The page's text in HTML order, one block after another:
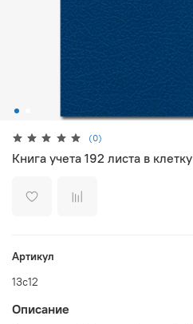
(0)
Книга учета 192 листа в клетку
Артикул
13с12
Описание